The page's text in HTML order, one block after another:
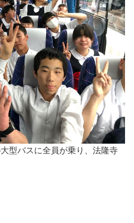
型バスに全員が乗り、法隆寺